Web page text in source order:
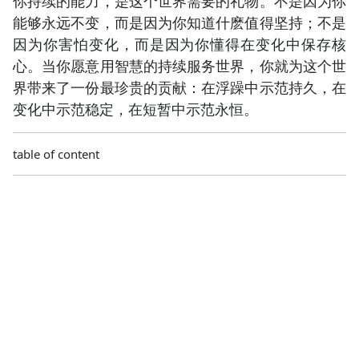
能够永远不变，而是因为你知道什麽值得坚持；不是
因为你害怕变化，而是因为你懂得在变化中保存核
心。当你愿意用智慧的持续服务世界，你就为这个世
界带来了一份最珍贵的贡献：在浮躁中示范持久，在
变化中示范稳定，在短暂中示范永恒。
table of content